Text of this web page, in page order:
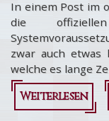
In einem Post im
die
zwar auch
welche es lange
Weiterlesen